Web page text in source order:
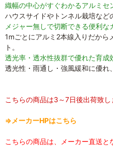
織幅の中心がすぐわかるアルミセ
ハウスサイドやトンネル栽培など
メジャー無しで切断できる便利な
1mごとにアルミ2本線入りだから
ト。
透光率・透水性抜群で優れた育成
透光性・雨通し・強風緩和に優れ
こちらの商品は3～7日後出荷致し
⇒メーカーHPはこちら
こちらの商品は、メーカー直送と